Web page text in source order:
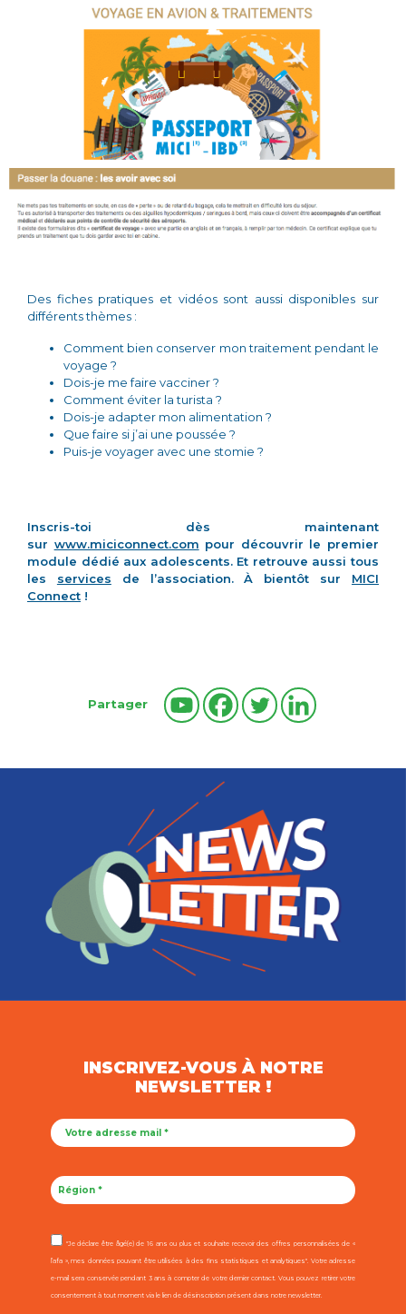
Des fiches pratiques et vidéos sont aussi disponibles sur
différents thèmes :
Comment bien conserver mon traitement pendant le
voyage ?
Dois-je me faire vacciner ?
Comment éviter la turista ?
Dois-je adapter mon alimentation ?
Que faire si j’ai une poussée ?
Puis-je voyager avec une stomie ?
Inscris-toi dès maintenant
sur www.miciconnect.com pour découvrir le premier
module dédié aux adolescents. Et retrouve aussi tous
les services de l’association. À bientôt sur MICI
Connect !
Partager
INSCRIVEZ-VOUS À NOTRE
NEWSLETTER !
"Je déclare être âgé(e) de 16 ans ou plus et souhaite recevoir des offres personnalisées de «
l’afa », mes données pouvant être utilisées à des fins statistiques et analytiques". Votre adresse
e-mail sera conservée pendant 3 ans à compter de votre dernier contact. Vous pouvez retirer votre
consentement à tout moment via le lien de désinscription présent dans notre newsletter.